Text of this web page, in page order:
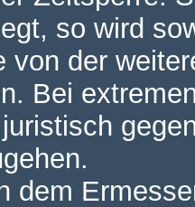
so wird
von der
Bei
dem